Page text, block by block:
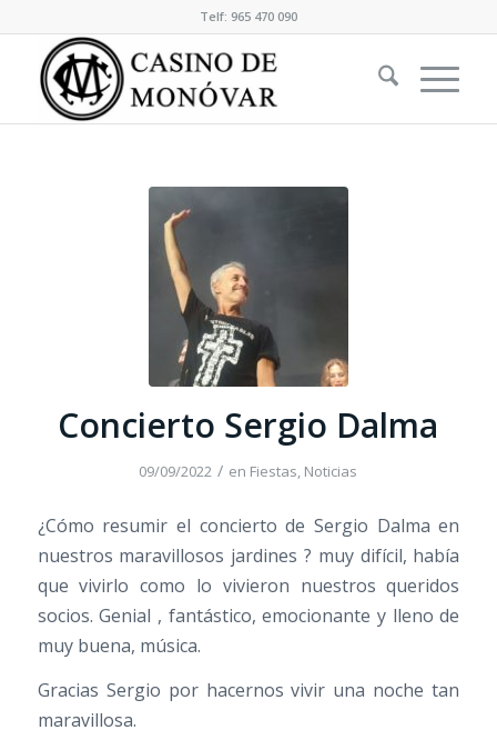
Telf: 965 470 090
Concierto Sergio Dalma
09/09/2022 / en Fiestas, Noticias
¿Cómo resumir el concierto de Sergio Dalma en
nuestros maravillosos jardines ? muy difícil, había
que vivirlo como lo vivieron nuestros queridos
socios. Genial , fantástico, emocionante y lleno de
muy buena, música.
Gracias Sergio por hacernos vivir una noche tan
maravillosa.